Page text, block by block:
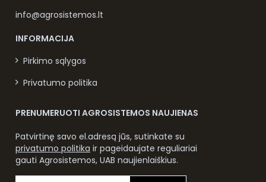
info@agrosistemos.lt
INFORMACIJA
Pirkimo sąlygos
Privatumo politika
PRENUMERUOTI AGROSISTEMOS NAUJIENAS
Patvirtinę savo el.adresą jūs, sutinkate su
privatumo politika ir pageidaujate reguliariai
gauti Agrosistemos, UAB naujienlaiškius.